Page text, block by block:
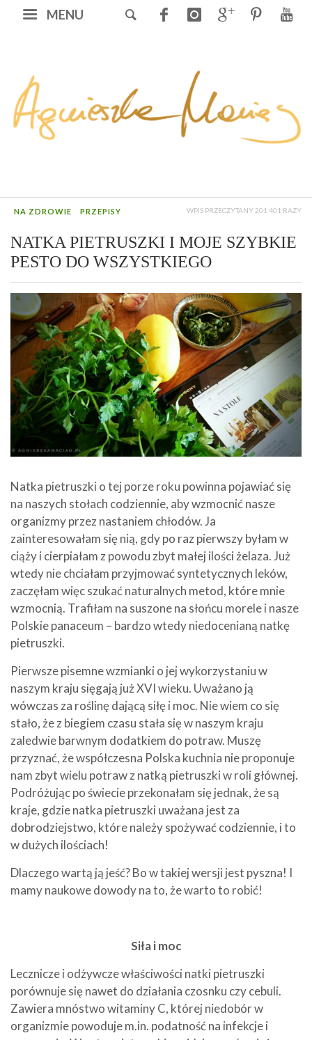
MENU
NA ZDROWIE PRZEPISY WPIS PRZECZYTANY 201 401 RAZY
NATKA PIETRUSZKI I MOJE SZYBKIE
PESTO DO WSZYSTKIEGO
Natka pietruszki o tej porze roku powinna pojawiać się
na naszych stołach codziennie, aby wzmocnić nasze
organizmy przez nastaniem chłodów. Ja
zainteresowałam się nią, gdy po raz pierwszy byłam w
ciąży i cierpiałam z powodu zbyt małej ilości żelaza. Już
wtedy nie chciałam przyjmować syntetycznych leków,
zaczęłam więc szukać naturalnych metod, które mnie
wzmocnią. Trafiłam na suszone na słońcu morele i nasze
Polskie panaceum – bardzo wtedy niedocenianą natkę
pietruszki.
Pierwsze pisemne wzmianki o jej wykorzystaniu w
naszym kraju sięgają już XVI wieku. Uważano ją
wówczas za roślinę dającą siłę i moc. Nie wiem co się
stało, że z biegiem czasu stała się w naszym kraju
zaledwie barwnym dodatkiem do potraw. Muszę
przyznać, że współczesna Polska kuchnia nie proponuje
nam zbyt wielu potraw z natką pietruszki w roli głównej.
Podróżując po świecie przekonałam się jednak, że są
kraje, gdzie natka pietruszki uważana jest za
dobrodziejstwo, które należy spożywać codziennie, i to
w dużych ilościach!
Dlaczego wartą ją jeść? Bo w takiej wersji jest pyszna! I
mamy naukowe dowody na to, że warto to robić!
Siła i moc
Lecznicze i odżywcze właściwości natki pietruszki
porównuje się nawet do działania czosnku czy cebuli.
Zawiera mnóstwo witaminy C, której niedobór w
organizmie powoduje m.in. podatność na infekcje i